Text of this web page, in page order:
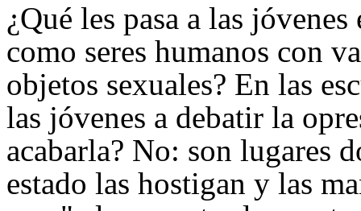
¿Qué les pasa a las
como seres humanos con
objetos sexuales? En las
las jóvenes a debatir la
acabarla? No: son lugares
estado las hostigan y las